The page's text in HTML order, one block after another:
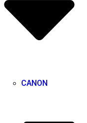
CANON